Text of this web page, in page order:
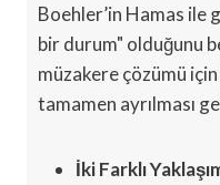
Boehler’in Hamas
bir durum" olduğunu
müzakere çözümü için
tamamen ayrılması
İki Farklı